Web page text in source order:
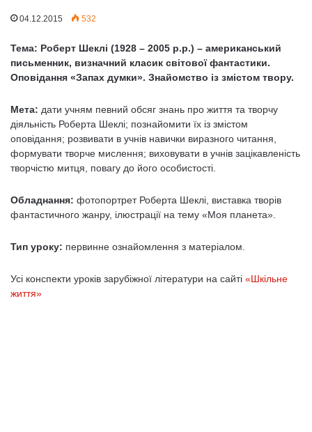
04.12.2015 532
Тема: Роберт Шеклі (1928 – 2005 р.р.) – американський
письменник, визначний класик світової фантастики.
Оповідання «Запах думки». Знайомство із змістом твору.
Мета: дати учням певний обсяг знань про життя та творчу
діяльність Роберта Шеклі; познайомити їх із змістом
оповідання; розвивати в учнів навички виразного читання,
формувати творче мислення; виховувати в учнів зацікавленість
творчістю митця, повагу до його особистості.
Обладнання: фотопортрет Роберта Шеклі, виставка творів
фантастичного жанру, ілюстрації на тему «Моя планета».
Тип уроку: первинне ознайомлення з матеріалом.
Усі конспекти уроків зарубіжної літератури на сайті «Шкільне
життя»